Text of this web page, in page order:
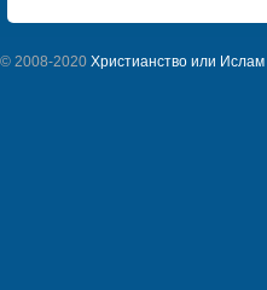
© 2008-2020 Христианство или Ислам